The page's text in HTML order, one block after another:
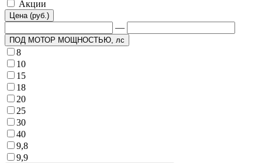
Акции
Цена (руб.)
—
ПОД МОТОР МОЩНОСТЬЮ, лс
8
10
15
18
20
25
30
40
9,8
9,9